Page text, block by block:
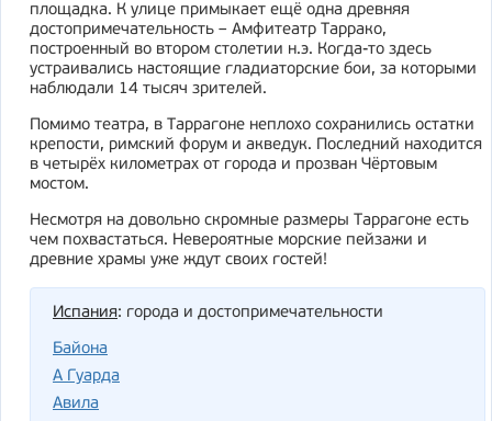
площадка. К улице примыкает ещё одна древняя
достопримечательность – Амфитеатр Таррако,
построенный во втором столетии н.э. Когда-то здесь
устраивались настоящие гладиаторские бои, за которыми
наблюдали 14 тысяч зрителей.
Помимо театра, в Таррагоне неплохо сохранились остатки
крепости, римский форум и акведук. Последний находится
в четырёх километрах от города и прозван Чёртовым
мостом.
Несмотря на довольно скромные размеры Таррагоне есть
чем похвастаться. Невероятные морские пейзажи и
древние храмы уже ждут своих гостей!
Испания: города и достопримечательности
Байона
А Гуарда
Авила